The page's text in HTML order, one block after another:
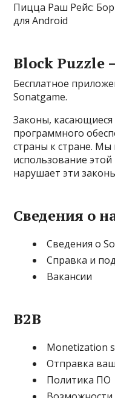
Пицца Раш Рейс:
для Android
Block Puzzle
Бесплатное
Sonatgame.
Законы, касающиеся
программного
страны к стране.
использование
нарушает эти
Сведения о
Сведения о
Справка и
Вакансии
B2B
Monetization
Отправка
Политика ПО